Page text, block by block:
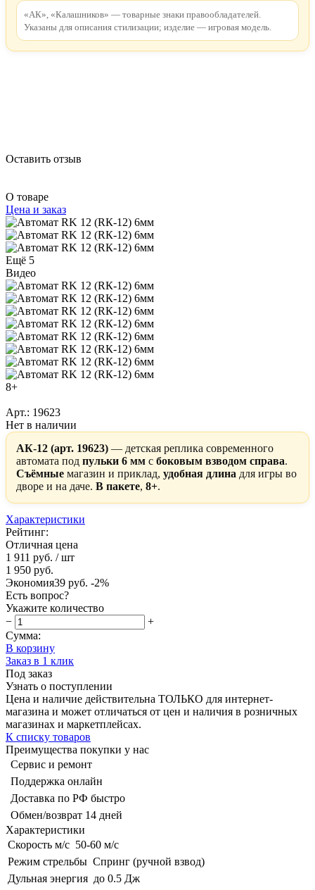
«АК», «Калашников» — товарные знаки правообладателей.
Указаны для описания стилизации; изделие — игровая модель.
Оставить отзыв
О товаре
Цена и заказ
Ещё 5
Видео
8+
Арт.: 19623
Нет в наличии
АК-12 (арт. 19623) — детская реплика современного
автомата под пульки 6 мм с боковым взводом справа.
Съёмные магазин и приклад, удобная длина для игры во
дворе и на даче. В пакете, 8+.
Характеристики
Рейтинг:
Отличная цена
1 911 руб. / шт
1 950 руб.
Экономия39 руб. -2%
Есть вопрос?
Укажите количество
−
+
Сумма:
В корзину
Заказ в 1 клик
Под заказ
Узнать о поступлении
Цена и наличие действительна ТОЛЬКО для интернет-
магазина и может отличаться от цен и наличия в розничных
магазинах и маркетплейсах.
К списку товаров
Преимущества покупки у нас
Сервис и ремонт
Поддержка онлайн
Доставка по РФ быстро
Обмен/возврат 14 дней
Характеристики
Скорость м/с 50-60 м/с
Режим стрельбы Спринг (ручной взвод)
Дульная энергия до 0.5 Дж